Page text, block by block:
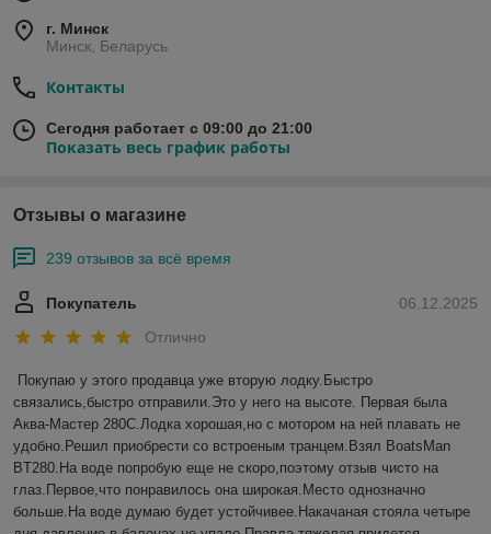
г. Минск
Минск, Беларусь
Контакты
Сегодня работает с 09:00 до 21:00
Показать весь график работы
Отзывы о магазине
239 отзывов за всё время
06.12.2025
Покупатель
Отлично
Покупаю у этого продавца уже вторую лодку.Быстро
связались,быстро отправили.Это у него на высоте. Первая была
Аква-Мастер 280С.Лодка хорошая,но с мотором на ней плавать не
удобно.Решил приобрести со встроеным транцем.Взял BoatsMan
BT280.На воде попробую еще не скоро,поэтому отзыв чисто на
глаз.Первое,что понравилось она широкая.Место однозначно
больше.На воде думаю будет устойчивее.Накачаная стояла четыре